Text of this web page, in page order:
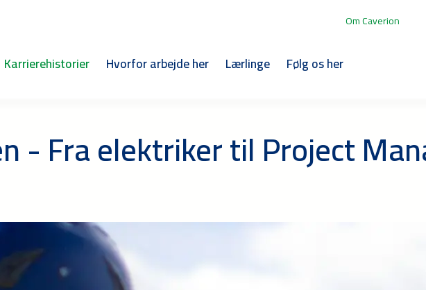
Om Caverion
Karrierehistorier Hvorfor arbejde her Lærlinge Følg os her
- Fra elektriker til Project